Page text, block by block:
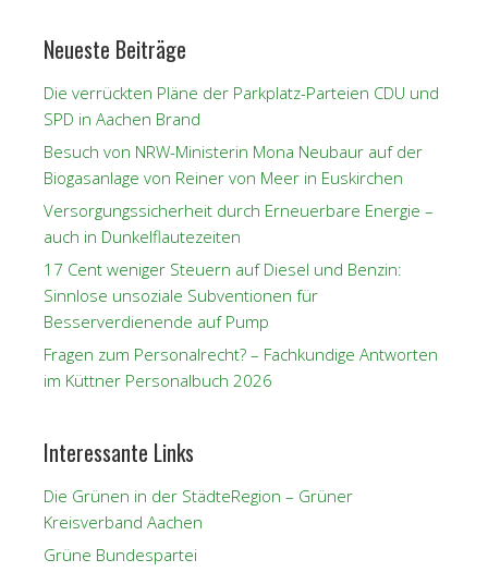
Neueste Beiträge
Die verrückten Pläne der Parkplatz-Parteien CDU und
SPD in Aachen Brand
Besuch von NRW-Ministerin Mona Neubaur auf der
Biogasanlage von Reiner von Meer in Euskirchen
Versorgungssicherheit durch Erneuerbare Energie –
auch in Dunkelflautezeiten
17 Cent weniger Steuern auf Diesel und Benzin:
Sinnlose unsoziale Subventionen für
Besserverdienende auf Pump
Fragen zum Personalrecht? – Fachkundige Antworten
im Küttner Personalbuch 2026
Interessante Links
Die Grünen in der StädteRegion – Grüner
Kreisverband Aachen
Grüne Bundespartei